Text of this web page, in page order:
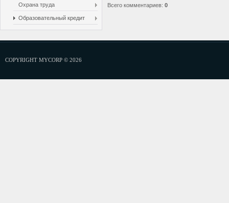
Охрана труда
Образовательный кредит
Всего комментариев: 0
COPYRIGHT MYCORP © 2026